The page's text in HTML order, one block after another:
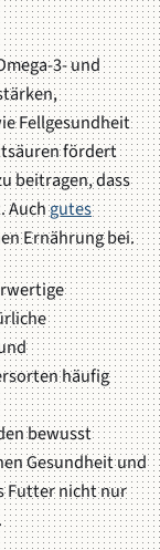
3- und
Fellgesundheit
fördert
beitragen, dass
Auchgutes
Ernährung bei.
häufig
bewusst
Gesundheit und
Futter nicht nur